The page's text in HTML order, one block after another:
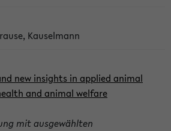
Kauselmann
new insights in applied animal
and animal welfare
mit ausgewählten